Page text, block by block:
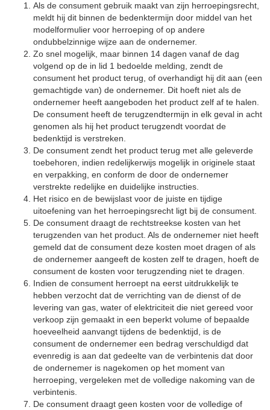
Als de consument gebruik maakt van zijn herroepingsrecht,
meldt hij dit binnen de bedenktermijn door middel van het
modelformulier voor herroeping of op andere
ondubbelzinnige wijze aan de ondernemer.
Zo snel mogelijk, maar binnen 14 dagen vanaf de dag
volgend op de in lid 1 bedoelde melding, zendt de
consument het product terug, of overhandigt hij dit aan (een
gemachtigde van) de ondernemer. Dit hoeft niet als de
ondernemer heeft aangeboden het product zelf af te halen.
De consument heeft de terugzendtermijn in elk geval in acht
genomen als hij het product terugzendt voordat de
bedenktijd is verstreken.
De consument zendt het product terug met alle geleverde
toebehoren, indien redelijkerwijs mogelijk in originele staat
en verpakking, en conform de door de ondernemer
verstrekte redelijke en duidelijke instructies.
Het risico en de bewijslast voor de juiste en tijdige
uitoefening van het herroepingsrecht ligt bij de consument.
De consument draagt de rechtstreekse kosten van het
terugzenden van het product. Als de ondernemer niet heeft
gemeld dat de consument deze kosten moet dragen of als
de ondernemer aangeeft de kosten zelf te dragen, hoeft de
consument de kosten voor terugzending niet te dragen.
Indien de consument herroept na eerst uitdrukkelijk te
hebben verzocht dat de verrichting van de dienst of de
levering van gas, water of elektriciteit die niet gereed voor
verkoop zijn gemaakt in een beperkt volume of bepaalde
hoeveelheid aanvangt tijdens de bedenktijd, is de
consument de ondernemer een bedrag verschuldigd dat
evenredig is aan dat gedeelte van de verbintenis dat door
de ondernemer is nagekomen op het moment van
herroeping, vergeleken met de volledige nakoming van de
verbintenis.
De consument draagt geen kosten voor de volledige of